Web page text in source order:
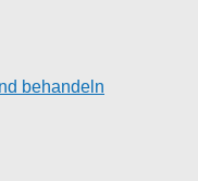
behandeln